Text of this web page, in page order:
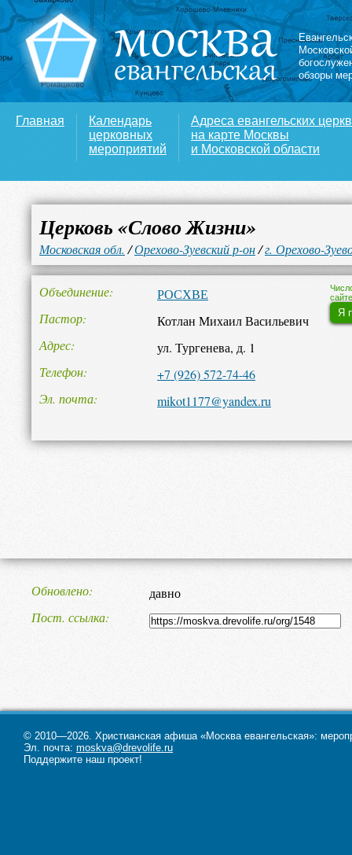
обзоры
Главная
Календарь
церковных
мероприятий
Адреса евангельских
на карте Москвы
и Московской области
Церковь «Слово Жизни»
Московская обл. /Орехово-Зуевский р-он/г. Орехово-
Я
Объединение
РОСХВЕ
Пастор
Котлан Михаил Васильевич
Адрес
ул. Тургенева, д. 1
Телефон
+7 (926) 572-74-46
Эл. почта
mikot1177@yandex.ru
Обновлено
давно
Пост. ссылка
© 2010—2026. Христианская афиша «Москва евангельская»:
Эл. почта: moskva@drevolife.ru
Поддержите наш проект!